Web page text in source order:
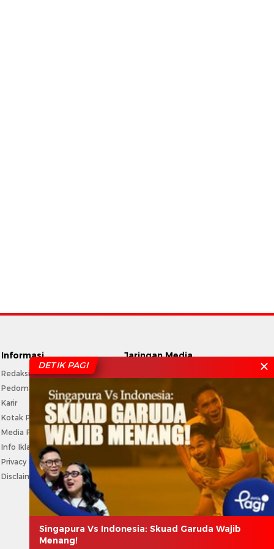
DETIK PAGI
Singapura Vs Indonesia: Skuad Garuda Wajib
Menang!
Informasi
Redaksi
Pedoman Media Siber
Karir
Kotak Pos
Media Partner
Info Iklan
Privacy Policy
Disclaimer
Jaringan Media
CNBC Indonesia
Haibunda
Beautynesia
Female Daily
CXO Media